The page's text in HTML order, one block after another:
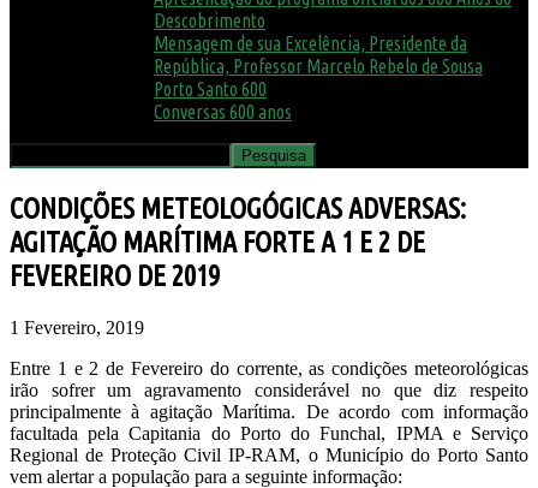
Descobrimento
Mensagem de sua Excelência, Presidente da
República, Professor Marcelo Rebelo de Sousa
Porto Santo 600
Conversas 600 anos
CONDIÇÕES METEOLOGÓGICAS ADVERSAS:
AGITAÇÃO MARÍTIMA FORTE A 1 E 2 DE
FEVEREIRO DE 2019
1 Fevereiro, 2019
Entre 1 e 2 de Fevereiro do corrente, as condições meteorológicas
irão sofrer um agravamento considerável no que diz respeito
principalmente à agitação Marítima. De acordo com informação
facultada pela Capitania do Porto do Funchal, IPMA e Serviço
Regional de Proteção Civil IP-RAM, o Município do Porto Santo
vem alertar a população para a seguinte informação: